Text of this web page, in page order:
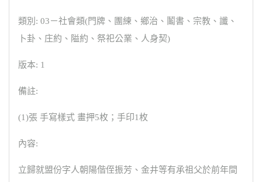
類別: 03－社會類(門牌、團練、鄉治、鬮書、宗教、讖、
卜卦、庄約、隘約、祭祀公業、人身契)
版本: 1
備註:
(1)張 手寫樣式 畫押5枚；手印1枚
內容:
立歸就盟份字人朝陽偕侄振芳、金井等有承祖父於前年間